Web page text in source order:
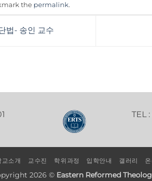
the permalink.
법- 송인 교수
TEL
교소개 교수진 학위과정 입학안내 갤러리
2026 © Eastern Reformed